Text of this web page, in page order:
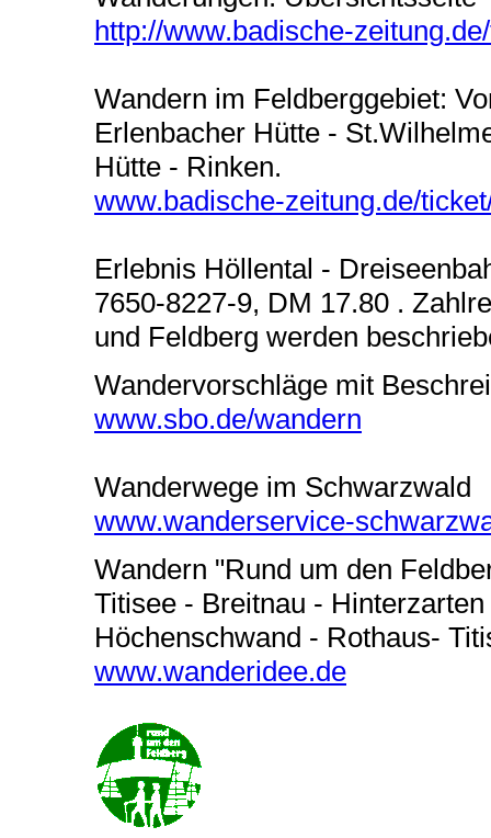
http://www.badische-
Wandern im Feldberggebiet:
Erlenbacher Hütte -
Hütte - Rinken.
www.badische-zeitung.de/
Erlebnis Höllental -
7650-8227-9, DM 17.80 .
und Feldberg werden
Wandervorschläge mit
www.sbo.de/wandern
Wanderwege im Schwarzwald
www.wanderservice-
Wandern "Rund um den
Titisee - Breitnau -
Höchenschwand - Rothaus-
www.wanderidee.de